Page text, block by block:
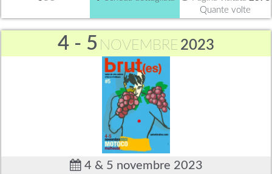
Quante volte
4 - 5 NOVEMBRE 2023
4 & 5 novembre 2023